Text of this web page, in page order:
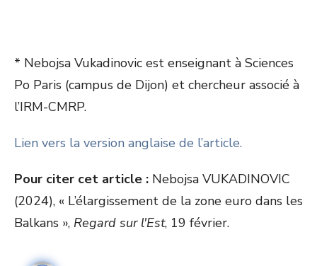
* Nebojsa Vukadinovic est enseignant à Sciences
Po Paris (campus de Dijon) et chercheur associé à
l’IRM-CMRP.
Lien vers la version anglaise de l’article.
Pour citer cet article : Nebojsa VUKADINOVIC
(2024), « L’élargissement de la zone euro dans les
Balkans », Regard sur l'Est, 19 février.